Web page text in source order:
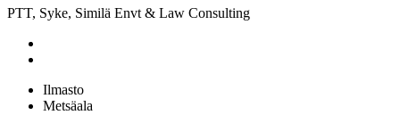
PTT, Syke, Similä Envt & Law Consulting
Ilmasto
Metsäala